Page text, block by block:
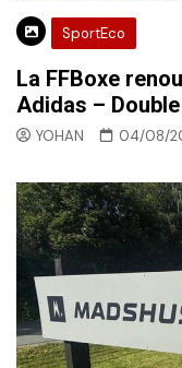
SportEco
La FFBoxe
Adidas – Double
YOHAN 04/08/